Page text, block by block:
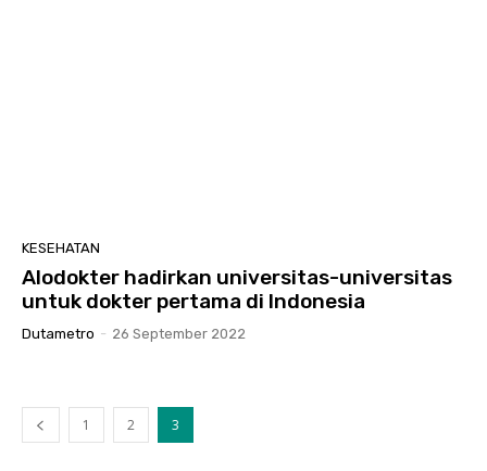
KESEHATAN
Alodokter hadirkan universitas-universitas
untuk dokter pertama di Indonesia
Dutametro - 26 September 2022
1 2 3